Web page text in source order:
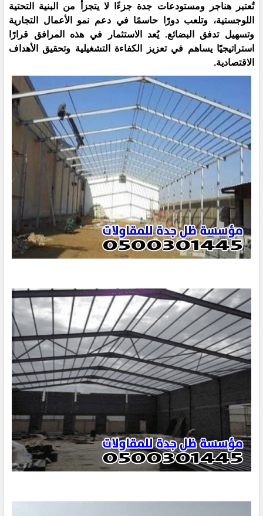
تُعتبر هناجر ومستودعات جدة جزءًا لا يتجزأ من البنية التحتية
اللوجستية، وتلعب دورًا حاسمًا في دعم نمو الأعمال التجارية
وتسهيل تدفق البضائع. يُعد الاستثمار في هذه المرافق قرارًا
استراتيجيًا يساهم في تعزيز الكفاءة التشغيلية وتحقيق الأهداف
الاقتصادية.